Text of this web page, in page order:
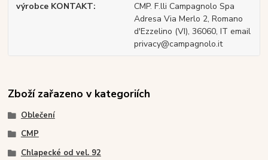
výrobce KONTAKT
CMP. F.lli Campagnolo Spa
Adresa Via Merlo 2, Romano
d'Ezzelino (VI), 36060, IT email
privacy@campagnolo.it
Zboží zařazeno v kategoriích
Oblečení
CMP
Chlapecké od vel. 92